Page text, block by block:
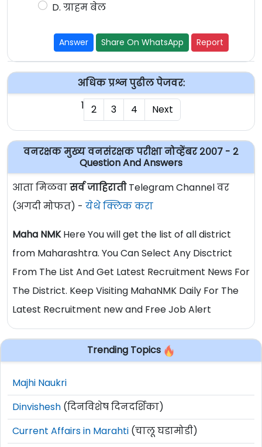
D. ग्राहम बेल
Answer Share On WhatsApp Report
अधिक प्रश्न पुढील पेजवर:
1 2 3 4 Next
वनरक्षक मुख्य वनसंरक्षक परीक्षा नोव्हेंबर २००७ - २
Question And Answers
आता मिळवासर्व जाहिरातीTelegram Channel वर
(अगदी मोफत) - येथे क्लिक करा
Maha NMKHere You will get the list of all district
from Maharashtra. You Can Select Any Disctrict
From The List And Get Latest Recruitment News For
The District. Keep Visiting MahaNMK Daily For The
Latest Recruitment new and Free Job Alert
Trending Topics
Majhi Naukri
Dinvishesh (दिनविशेष दिनदर्शिका)
Current Affairs in Marahti (चालू घडामोडी)